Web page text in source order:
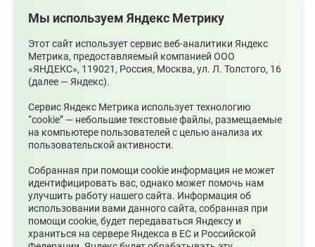
Состав Общественной палаты муниципального
округа Среднеуральск
Часто задаваемые вопросы и ответы
Летняя молодежная биржа труда
Центр тестирования ГТО
Мы используем Яндекс Метрику
Этот сайт использует сервис веб-аналитики Яндекс
Метрика, предоставляемый компанией ООО
«ЯНДЕКС», 119021, Россия, Москва, ул. Л. Толстого, 16
(далее — Яндекс).
Сервис Яндекс Метрика использует технологию
“cookie” — небольшие текстовые файлы, размещаемые
на компьютере пользователей с целью анализа их
пользовательской активности.
Собранная при помощи cookie информация не может
идентифицировать вас, однако может помочь нам
улучшить работу нашего сайта. Информация об
использовании вами данного сайта, собранная при
помощи cookie, будет передаваться Яндексу и
храниться на сервере Яндекса в ЕС и Российской